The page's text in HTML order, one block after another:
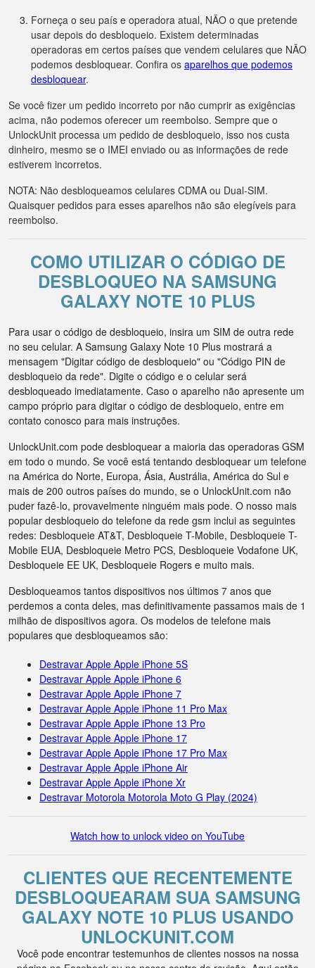
Forneça o seu país e operadora atual, NÃO o que pretende
usar depois do desbloqueio. Existem determinadas
operadoras em certos países que vendem celulares que NÃO
podemos desbloquear. Confira os aparelhos que podemos
desbloquear.
Se você fizer um pedido incorreto por não cumprir as exigências
acima, não podemos oferecer um reembolso. Sempre que o
UnlockUnit processa um pedido de desbloqueio, isso nos custa
dinheiro, mesmo se o IMEI enviado ou as informações de rede
estiverem incorretos.
NOTA: Não desbloqueamos celulares CDMA ou Dual-SIM.
Quaisquer pedidos para esses aparelhos não são elegíveis para
reembolso.
COMO UTILIZAR O CÓDIGO DE
DESBLOQUEO NA SAMSUNG
GALAXY NOTE 10 PLUS
Para usar o código de desbloqueio, insira um SIM de outra rede
no seu celular. A Samsung Galaxy Note 10 Plus mostrará a
mensagem "Digitar código de desbloqueio" ou "Código PIN de
desbloqueio da rede". Digite o código e o celular será
desbloqueado imediatamente. Caso o aparelho não apresente um
campo próprio para digitar o código de desbloqueio, entre em
contato conosco para mais instruções.
UnlockUnit.com pode desbloquear a maioria das operadoras GSM
em todo o mundo. Se você está tentando desbloquear um telefone
na América do Norte, Europa, Ásia, Austrália, América do Sul e
mais de 200 outros países do mundo, se o UnlockUnit.com não
puder fazê-lo, provavelmente ninguém mais pode. O nosso mais
popular desbloqueio do telefone da rede gsm inclui as seguintes
redes: Desbloqueie AT&T, Desbloqueie T-Mobile, Desbloqueie T-
Mobile EUA, Desbloqueie Metro PCS, Desbloqueie Vodafone UK,
Desbloqueie EE UK, Desbloqueie Rogers e muito mais.
Desbloqueamos tantos dispositivos nos últimos 7 anos que
perdemos a conta deles, mas definitivamente passamos mais de 1
milhão de dispositivos agora. Os modelos de telefone mais
populares que desbloqueamos são:
Destravar Apple Apple iPhone 5S
Destravar Apple Apple iPhone 6
Destravar Apple Apple iPhone 7
Destravar Apple Apple iPhone 11 Pro Max
Destravar Apple Apple iPhone 13 Pro
Destravar Apple Apple iPhone 17
Destravar Apple Apple iPhone 17 Pro Max
Destravar Apple Apple iPhone Air
Destravar Apple Apple iPhone Xr
Destravar Motorola Motorola Moto G Play (2024)
Watch how to unlock video on YouTube
CLIENTES QUE RECENTEMENTE
DESBLOQUEARAM SUA SAMSUNG
GALAXY NOTE 10 PLUS USANDO
UNLOCKUNIT.COM
Você pode encontrar testemunhos de clientes nossos na nossa